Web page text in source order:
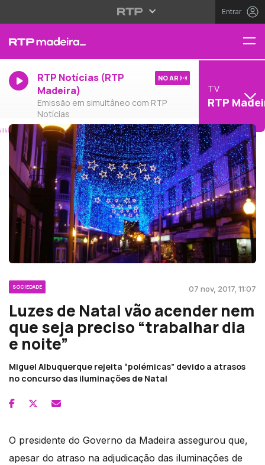
Entrar
RTP Notícias (RTP
Madeira)
Emissão em simultâneo com RTP
Notícias
NO AR
TV
RTP
SOCIEDADE 07 nov, 2017, 11:07
Luzes de Natal vão acender nem
que seja preciso “trabalhar dia
e noite”
Miguel Albuquerque rejeita “polémicas” devido a atrasos
no concurso das iluminações de Natal
O presidente do Governo da Madeira assegurou que,
apesar do atraso na adjudicação das iluminações de